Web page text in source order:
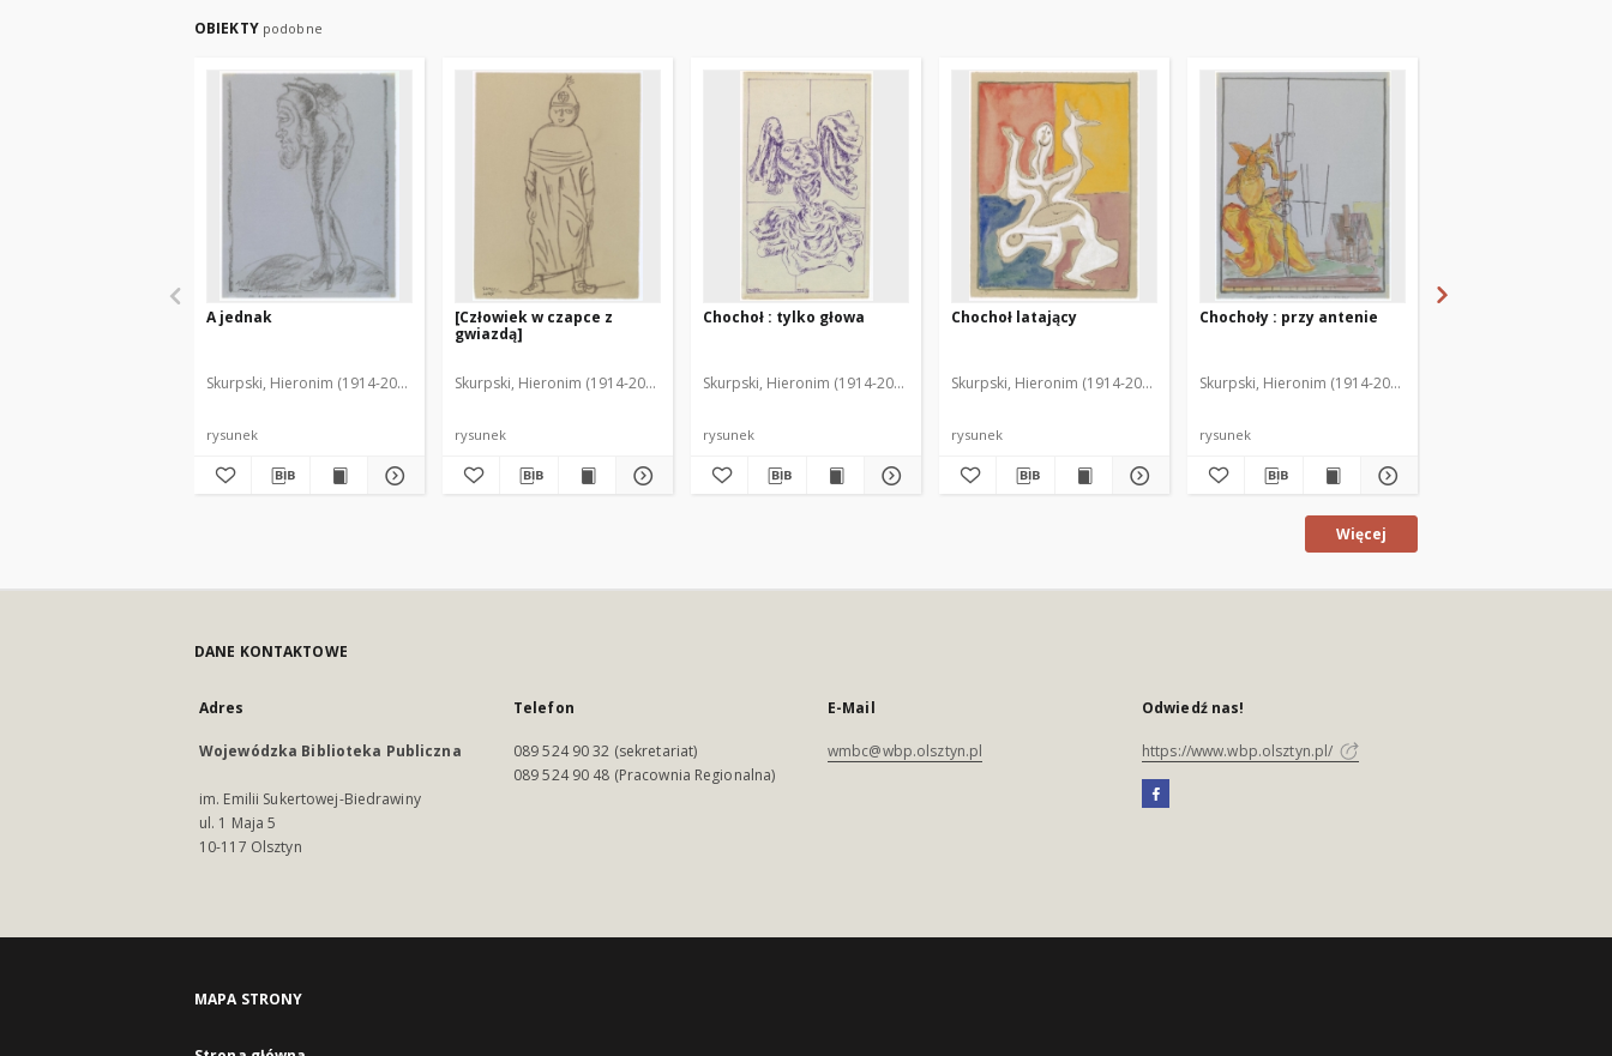
OBIEKTY podobne
A jednak
Skurpski, Hieronim (1914-2006)
rysunek
[Człowiek w czapce z
gwiazdą]
Skurpski, Hieronim (1914-2006)
rysunek
Chochoł : tylko głowa
Skurpski, Hieronim (1914-2006)
rysunek
Chochoł latający
Skurpski, Hieronim (1914-2006)
rysunek
Chochoły : przy antenie
Skurpski, Hieronim (1914-2006)
rysunek
Więcej
DANE KONTAKTOWE
Adres
Wojewódzka Biblioteka Publiczna
im. Emilii Sukertowej-Biedrawiny
ul. 1 Maja 5
10-117 Olsztyn
Telefon
089 524 90 32 (sekretariat)
089 524 90 48 (Pracownia Regionalna)
E-Mail
wmbc@wbp.olsztyn.pl
Odwiedź nas!
https://www.wbp.olsztyn.pl/
MAPA STRONY